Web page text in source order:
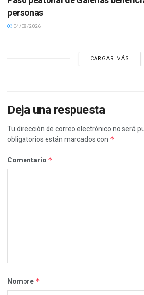
personas
04/08/2026
CARGAR MÁS
Deja una respuesta
Tu dirección de correo electrónico no será
obligatorios están marcados con *
Comentario *
Nombre *